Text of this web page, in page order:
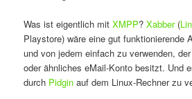
Was ist eigentlich mitXMPP?Xabber(
Playstore) wäre eine gut funktionierende
und von jedem einfach zu verwenden,
oder ähnliches eMail-Konto besitzt. Und
durch Pidgin auf dem Linux-Rechner zu